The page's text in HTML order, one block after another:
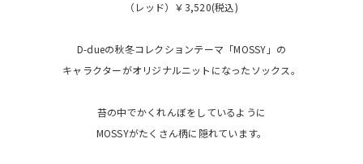
（レッド）￥3,520(税込)
D-dueの秋冬コレクションテーマ「MOSSY」の
キャラクターがオリジナルニットになったソックス。
苔の中でかくれんぼをしているように
MOSSYがたくさん柄に隠れています。